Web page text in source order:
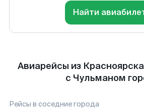
Найти
Авиарейсы из
с Чульманом
Рейсы в соседние города